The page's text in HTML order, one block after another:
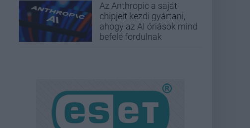
Az Anthropic a saját
chipjeit kezdi gyártani,
ahogy az AI óriások mind
befelé fordulnak